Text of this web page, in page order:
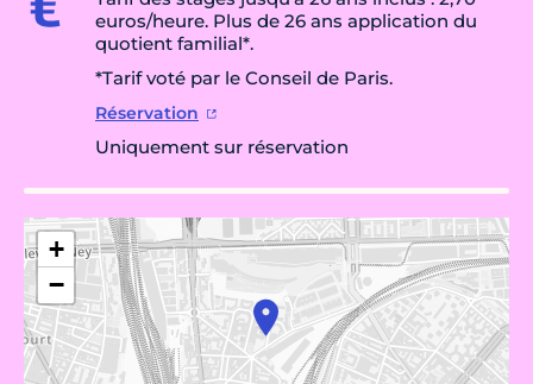
euros/heure. Plus de 26 ans application du
quotient familial*.
*Tarif voté par le Conseil de Paris.
Réservation
Uniquement sur réservation
+
−